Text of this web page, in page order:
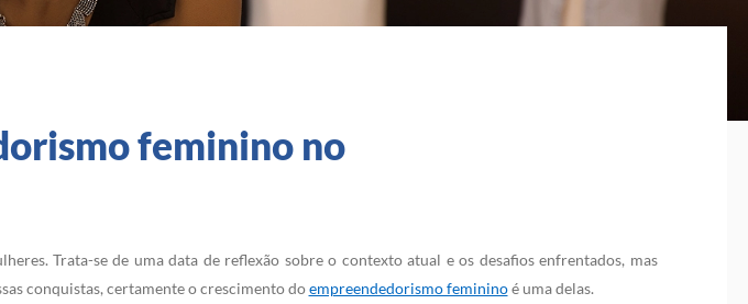
feminino no
Trata-se de uma data de reflexão sobre o contexto atual e os desafios enfrentados, mas
conquistas, certamente o crescimento doempreendedorismo femininoé uma delas.